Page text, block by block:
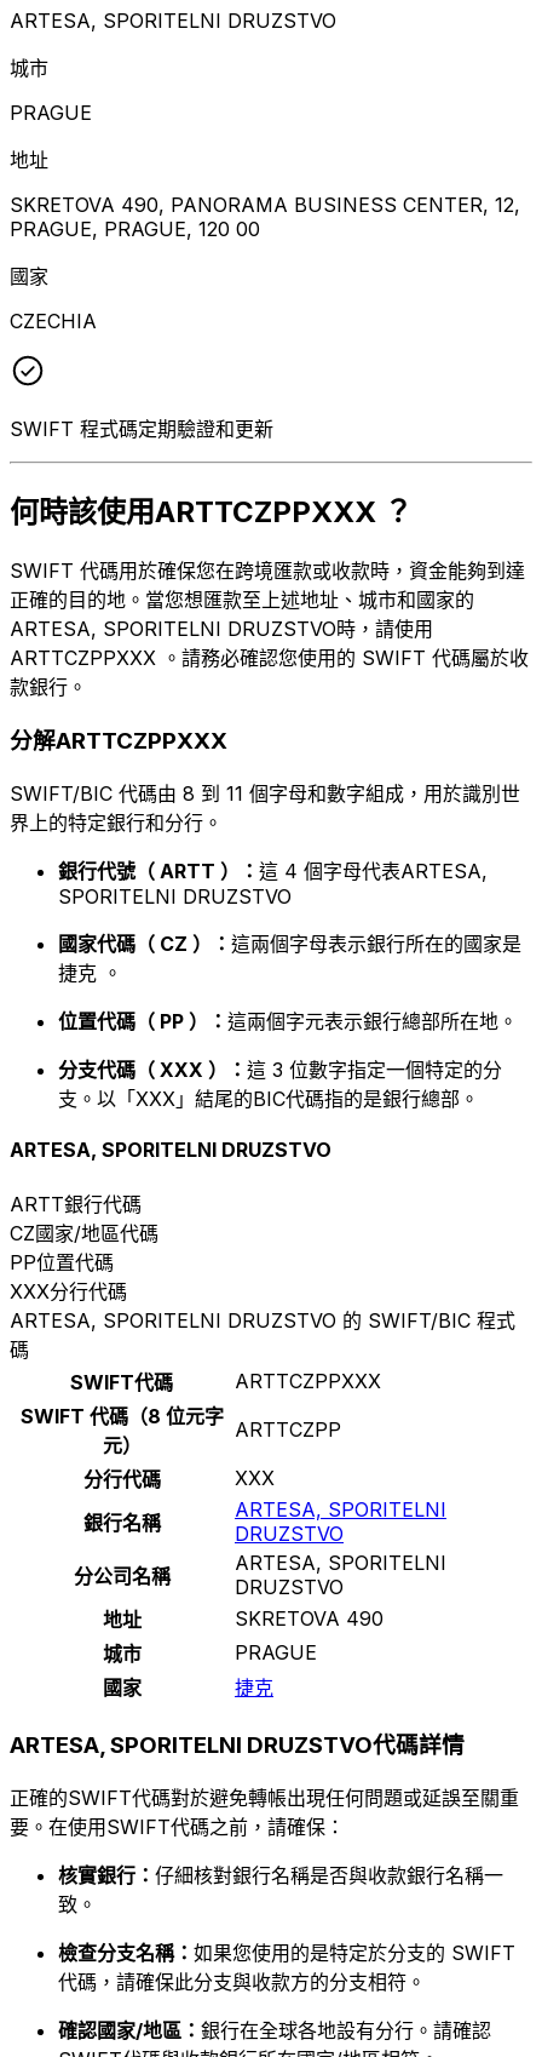
ARTESA, SPORITELNI DRUZSTVO
城市
PRAGUE
地址
SKRETOVA 490, PANORAMA BUSINESS CENTER, 12,
PRAGUE, PRAGUE, 120 00
國家
CZECHIA
SWIFT 程式碼定期驗證和更新
何時該使用ARTTCZPPXXX ？
SWIFT 代碼用於確保您在跨境匯款或收款時，資金能夠到達
正確的目的地。當您想匯款至上述地址、城市和國家的
ARTESA, SPORITELNI DRUZSTVO時，請使用
ARTTCZPPXXX 。請務必確認您使用的 SWIFT 代碼屬於收
款銀行。
分解ARTTCZPPXXX
SWIFT/BIC 代碼由 8 到 11 個字母和數字組成，用於識別世
界上的特定銀行和分行。
銀行代號（ ARTT ）： 這 4 個字母代表ARTESA,
SPORITELNI DRUZSTVO
國家代碼（ CZ ）： 這兩個字母表示銀行所在的國家是
捷克 。
位置代碼（ PP ）： 這兩個字元表示銀行總部所在地。
分支代碼（ XXX ）： 這 3 位數字指定一個特定的分
支。以「XXX」結尾的BIC代碼指的是銀行總部。
ARTESA, SPORITELNI DRUZSTVO
ARTT銀行代碼
CZ國家/地區代碼
PP位置代碼
XXX分行代碼
ARTESA, SPORITELNI DRUZSTVO 的 SWIFT/BIC 程式
碼
SWIFT代碼
ARTTCZPPXXX
SWIFT 代碼（8 位元字
元）
ARTTCZPP
分行代碼
XXX
銀行名稱
ARTESA, SPORITELNI
DRUZSTVO
分公司名稱
ARTESA, SPORITELNI
DRUZSTVO
地址
SKRETOVA 490
城市
PRAGUE
國家
捷克
ARTESA, SPORITELNI DRUZSTVO代碼詳情
正確的SWIFT代碼對於避免轉帳出現任何問題或延誤至關重
要。在使用SWIFT代碼之前，請確保：
核實銀行： 仔細核對銀行名稱是否與收款銀行名稱一
致。
檢查分支名稱： 如果您使用的是特定於分支的 SWIFT
代碼，請確保此分支與收款方的分支相符。
確認國家/地區： 銀行在全球各地設有分行。請確認